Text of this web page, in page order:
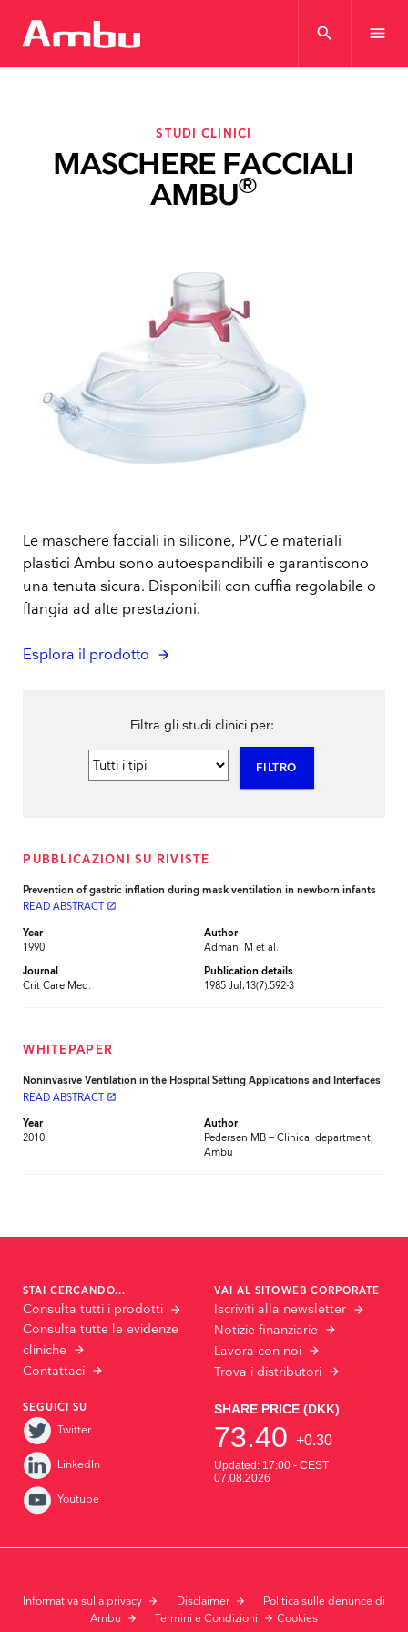
search menu
STUDI CLINICI
MASCHERE FACCIALI
AMBU®
Le maschere facciali in silicone, PVC e materiali
plastici Ambu sono autoespandibili e garantiscono
una tenuta sicura. Disponibili con cuffia regolabile o
flangia ad alte prestazioni.
Esplora il prodotto
Filtra gli studi clinici per:
FILTRO
PUBBLICAZIONI SU RIVISTE
Prevention of gastric inflation during mask ventilation in newborn infants
READ ABSTRACT launch
Year
1990
Journal
Crit Care Med.
Author
Admani M et al.
Publication details
1985 Jul;13(7):592-3
WHITEPAPER
Noninvasive Ventilation in the Hospital Setting Applications and Interfaces
READ ABSTRACT launch
Year
2010
Author
Pedersen MB – Clinical department,
Ambu
STAI CERCANDO...
Consulta tutti i prodotti
Consulta tutte le evidenze
cliniche
Contattaci
VAI AL SITOWEB CORPORATE
Iscriviti alla newsletter
Notizie finanziarie
Lavora con noi
Trova i distributori
SEGUICI SU
Twitter
LinkedIn
Youtube
Informativa sulla privacy Disclaimer
Politica sulle denunce di
Ambu
Termini e Condizioni Cookies